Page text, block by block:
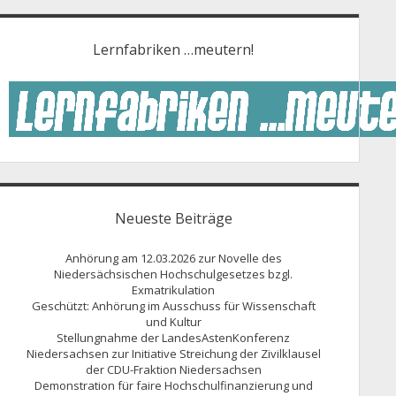
Lernfabriken …meutern!
Neueste Beiträge
Anhörung am 12.03.2026 zur Novelle des
Niedersächsischen Hochschulgesetzes bzgl.
Exmatrikulation
Geschützt: Anhörung im Ausschuss für Wissenschaft
und Kultur
Stellungnahme der LandesAstenKonferenz
Niedersachsen zur Initiative Streichung der Zivilklausel
der CDU-Fraktion Niedersachsen
Demonstration für faire Hochschulfinanzierung und